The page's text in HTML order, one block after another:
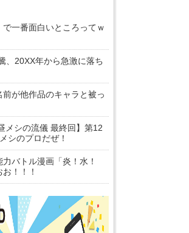
で一番面白いところってｗ
、20XX年から急激に落ち
前が他作品のキャラと被っ
メシの流儀 最終回】第12
シのプロだぜ！
力バトル漫画「炎！水！
！！！